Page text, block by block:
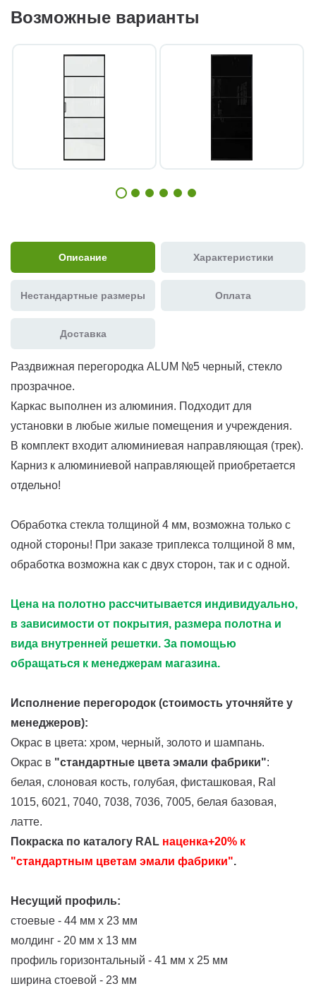
Возможные варианты
Описание Характеристики
Нестандартные размеры Оплата
Доставка
Раздвижная перегородка ALUM №5 черный, стекло
прозрачное.
Каркас выполнен из алюминия. Подходит для
установки в любые жилые помещения и учреждения.
В комплект входит алюминиевая направляющая (трек).
Карниз к алюминиевой направляющей приобретается
отдельно!
Обработка стекла толщиной 4 мм, возможна только с
одной стороны! При заказе триплекса толщиной 8 мм,
обработка возможна как с двух сторон, так и с одной.
Цена на полотно рассчитывается индивидуально,
в зависимости от покрытия, размера полотна и
вида внутренней решетки. За помощью
обращаться к менеджерам магазина.
Исполнение перегородок (стоимость уточняйте у
менеджеров):
Окрас в цвета: хром, черный, золото и шампань.
Окрас в "стандартные цвета эмали фабрики":
белая, слоновая кость, голубая, фисташковая, Ral
1015, 6021, 7040, 7038, 7036, 7005, белая базовая,
латте.
Покраска по каталогу RAL наценка+20% к
"стандартным цветам эмали фабрики".
Несущий профиль:
стоевые - 44 мм х 23 мм
молдинг - 20 мм х 13 мм
профиль горизонтальный - 41 мм х 25 мм
ширина стоевой - 23 мм